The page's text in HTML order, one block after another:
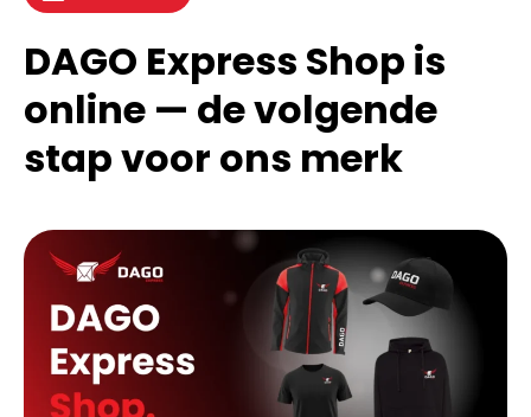
DAGO Express Shop is
online — de volgende
stap voor ons merk